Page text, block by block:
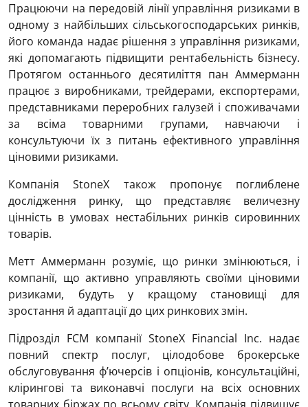
Працюючи на передовій лінії управління ризиками в
одному з найбільших сільськогосподарських ринків,
його команда надає рішення з управління ризиками,
які допомагають підвищити рентабельність бізнесу.
Протягом останнього десятиліття пан Аммерманн
працює з виробниками, трейдерами, експортерами,
представниками переробних галузей і споживачами
за всіма товарними групами, навчаючи і
консультуючи їх з питань ефективного управління
ціновими ризиками.
Компанія StoneX також пропонує поглиблене
дослідження ринку, що представляє величезну
цінність в умовах нестабільних ринків сировинних
товарів.
Метт Аммерманн розуміє, що ринки змінюються, і
компанії, що активно управляють своїми ціновими
ризиками, будуть у кращому становищі для
зростання й адаптації до цих ринкових змін.
Підрозділ FCM компанії StoneX Financial Inc. надає
повний спектр послуг, цілодобове брокерське
обслуговування ф’ючерсів і опціонів, консультаційні,
клірингові та виконавчі послуги на всіх основних